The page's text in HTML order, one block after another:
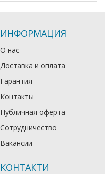
ИНФОРМАЦИЯ
О нас
Доставка и оплата
Гарантия
Контакты
Публичная оферта
Сотрудничество
Вакансии
КОНТАКТИ